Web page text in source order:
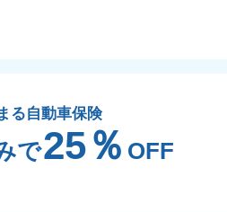
る自動車保険
で25％ OFF